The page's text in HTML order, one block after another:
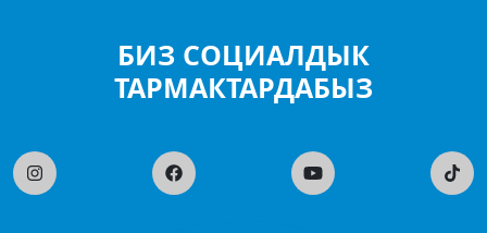
БИЗ СОЦИАЛДЫК
ТАРМАКТАРДАБЫЗ